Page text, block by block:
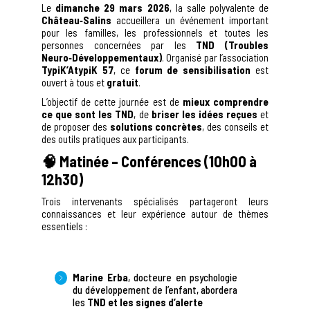
Le dimanche 29 mars 2026, la salle polyvalente de
Château‑Salins accueillera un événement important
pour les familles, les professionnels et toutes les
personnes concernées par les TND (Troubles
Neuro‑Développementaux). Organisé par l’association
TypiK’AtypiK 57, ce forum de sensibilisation est
ouvert à tous et gratuit.
L’objectif de cette journée est de mieux comprendre
ce que sont les TND, de briser les idées reçues et
de proposer des solutions concrètes, des conseils et
des outils pratiques aux participants.
🧠 Matinée – Conférences (10h00 à
12h30)
Trois intervenants spécialisés partageront leurs
connaissances et leur expérience autour de thèmes
essentiels :
Marine Erba, docteure en psychologie
du développement de l’enfant, abordera
les TND et les signes d’alerte